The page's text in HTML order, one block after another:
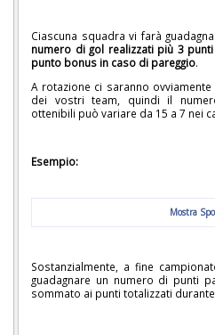
Ciascuna squadra vi farà
numero di gol realizzati più 3
punto bonus in caso di pareggio.
A rotazione ci saranno
dei vostri team, quindi il
ottenibili può variare da 15 a 7 nei
Esempio:
Mostra
Sostanzialmente, a fine
guadagnare un numero di punti
sommato ai punti totalizzati